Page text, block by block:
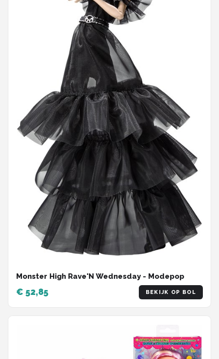
Monster High Rave'N Wednesday - Modepop
€ 52,85 BEKIJK OP BOL